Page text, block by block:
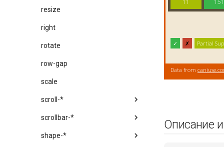
resize
right
rotate
row-gap
scale
scroll-*
scrollbar-*
shape-*
Описание